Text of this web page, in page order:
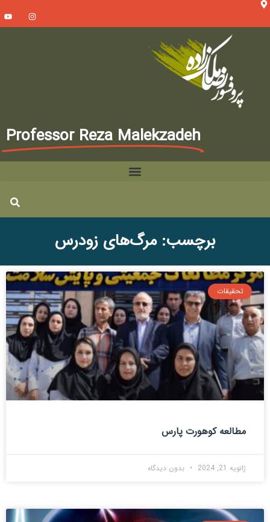
Professor Reza Malekzadeh
برچسب: مرگ‌های زودرس
تحقیقات
مطالعه کوهورت پارس
ژانویه 21, 2024 بدون دیدگاه